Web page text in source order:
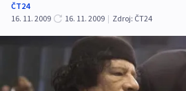
ČT24
16. 11. 2009
16. 11. 2009 | Zdroj: ČT24